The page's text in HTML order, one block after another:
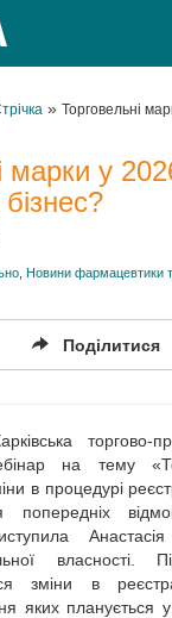
» Торговельні
марки у
Новини фармацевтики
Поділитися
торгово-
на тему
в процедурі
попередніх
власності.
зміни в
яких планується